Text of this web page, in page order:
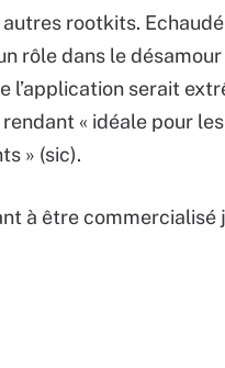
rootkits.
rôle dans le
l’application serait
« idéale pour
» (sic).
à être commercialisé